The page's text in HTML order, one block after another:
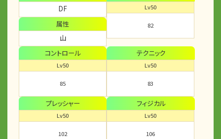
DF
属性
山
Lv50
82
コントロール
Lv50
85
テクニック
Lv50
83
プレッシャー
Lv50
102
フィジカル
Lv50
106